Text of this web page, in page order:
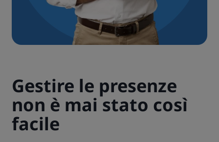
Gestire le presenze
non è mai stato così
facile